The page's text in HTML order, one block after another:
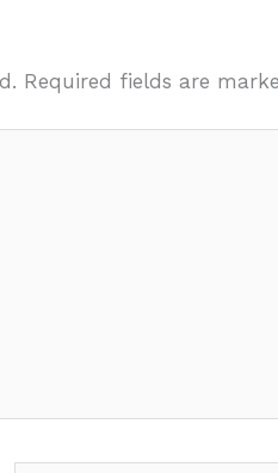
Required fields are